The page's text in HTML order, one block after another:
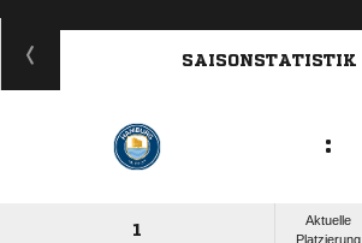
ANZEIGE
SAISONSTATISTIK
:
1
Aktuelle
Platzierung